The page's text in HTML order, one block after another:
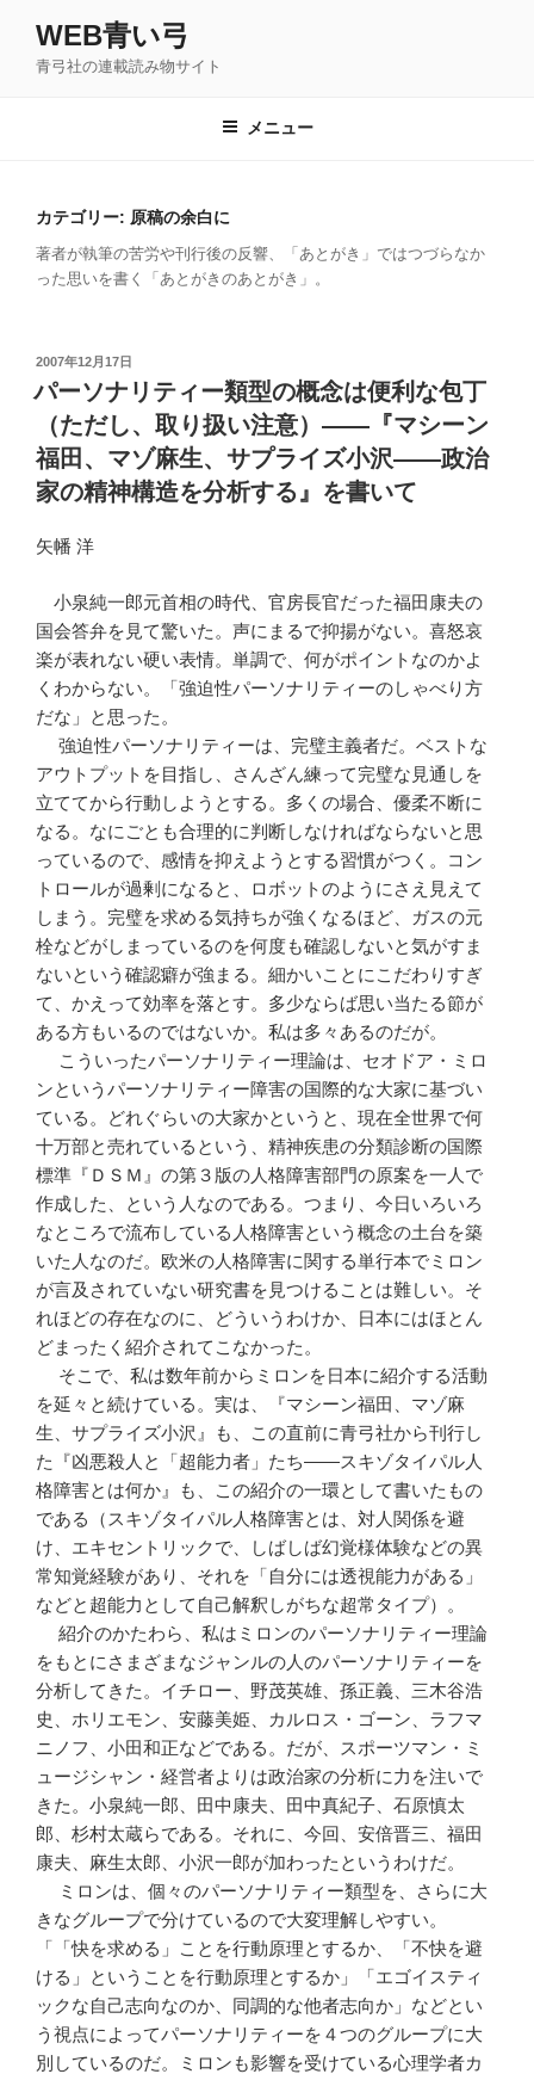
WEB青い弓
青弓社の連載読み物サイト
メニュー
カテゴリー: 原稿の余白に
著者が執筆の苦労や刊行後の反響、「あとがき」ではつづらなか
った思いを書く「あとがきのあとがき」。
投
稿
日:
2007年12月17日
パーソナリティー類型の概念は便利な包丁
（ただし、取り扱い注意）――『マシーン
福田、マゾ麻生、サプライズ小沢――政治
家の精神構造を分析する』を書いて
矢幡 洋
小泉純一郎元首相の時代、官房長官だった福田康夫の
国会答弁を見て驚いた。声にまるで抑揚がない。喜怒哀
楽が表れない硬い表情。単調で、何がポイントなのかよ
くわからない。「強迫性パーソナリティーのしゃべり方
だな」と思った。
強迫性パーソナリティーは、完璧主義者だ。ベストな
アウトプットを目指し、さんざん練って完璧な見通しを
立ててから行動しようとする。多くの場合、優柔不断に
なる。なにごとも合理的に判断しなければならないと思
っているので、感情を抑えようとする習慣がつく。コン
トロールが過剰になると、ロボットのようにさえ見えて
しまう。完璧を求める気持ちが強くなるほど、ガスの元
栓などがしまっているのを何度も確認しないと気がすま
ないという確認癖が強まる。細かいことにこだわりすぎ
て、かえって効率を落とす。多少ならば思い当たる節が
ある方もいるのではないか。私は多々あるのだが。
こういったパーソナリティー理論は、セオドア・ミロ
ンというパーソナリティー障害の国際的な大家に基づい
ている。どれぐらいの大家かというと、現在全世界で何
十万部と売れているという、精神疾患の分類診断の国際
標準『ＤＳＭ』の第３版の人格障害部門の原案を一人で
作成した、という人なのである。つまり、今日いろいろ
なところで流布している人格障害という概念の土台を築
いた人なのだ。欧米の人格障害に関する単行本でミロン
が言及されていない研究書を見つけることは難しい。そ
れほどの存在なのに、どういうわけか、日本にはほとん
どまったく紹介されてこなかった。
そこで、私は数年前からミロンを日本に紹介する活動
を延々と続けている。実は、『マシーン福田、マゾ麻
生、サプライズ小沢』も、この直前に青弓社から刊行し
た『凶悪殺人と「超能力者」たち――スキゾタイパル人
格障害とは何か』も、この紹介の一環として書いたもの
である（スキゾタイパル人格障害とは、対人関係を避
け、エキセントリックで、しばしば幻覚様体験などの異
常知覚経験があり、それを「自分には透視能力がある」
などと超能力として自己解釈しがちな超常タイプ）。
紹介のかたわら、私はミロンのパーソナリティー理論
をもとにさまざまなジャンルの人のパーソナリティーを
分析してきた。イチロー、野茂英雄、孫正義、三木谷浩
史、ホリエモン、安藤美姫、カルロス・ゴーン、ラフマ
ニノフ、小田和正などである。だが、スポーツマン・ミ
ュージシャン・経営者よりは政治家の分析に力を注いで
きた。小泉純一郎、田中康夫、田中真紀子、石原慎太
郎、杉村太蔵らである。それに、今回、安倍晋三、福田
康夫、麻生太郎、小沢一郎が加わったというわけだ。
ミロンは、個々のパーソナリティー類型を、さらに大
きなグループで分けているので大変理解しやすい。
「「快を求める」ことを行動原理とするか、「不快を避
ける」ということを行動原理とするか」「エゴイスティ
ックな自己志向なのか、同調的な他者志向か」などとい
う視点によってパーソナリティーを４つのグループに大
別しているのだ。ミロンも影響を受けている心理学者カ